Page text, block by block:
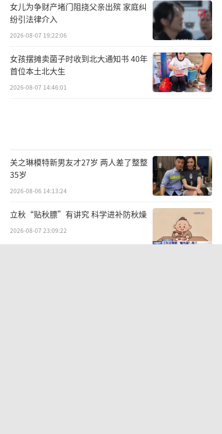
女儿为争财产堵门阻挠父亲出殡 家庭纠
纷引法律介入
2026-08-07 19:22:06
女孩摆摊卖菌子时收到北大通知书 40年
首位本土北大生
2026-08-07 14:46:01
关之琳模特新男友才27岁 两人差了整整
35岁
2026-08-06 14:13:24
立秋“贴秋膘”有讲究 科学进补防秋燥
2026-08-07 23:09:22